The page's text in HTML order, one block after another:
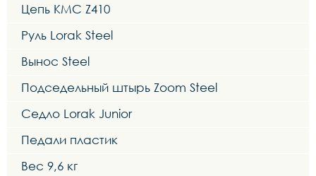
Цепь KMC Z410
Руль Lorak Steel
Вынос Steel
Подседельный штырь Zoom Steel
Седло Lorak Junior
Педали пластик
Вес 9,6 кг